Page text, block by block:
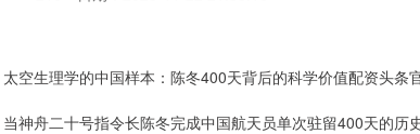
太空生理学的中国样本：陈冬400天背后的科学价值配资头条
当神舟二十号指令长陈冬完成中国航天员单次驻留400天的